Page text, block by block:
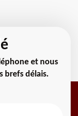
et nous
brefs délais.